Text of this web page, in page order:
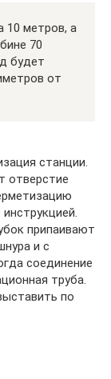
10 метров, а
70
будет
от
станции.
отверстие
припаивают
и с
соединение
труба.
по